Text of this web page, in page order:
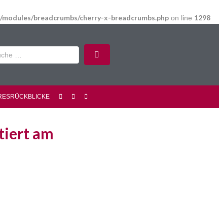
breadcrumbs/cherry-x-breadcrumbs.php on line 1298
am